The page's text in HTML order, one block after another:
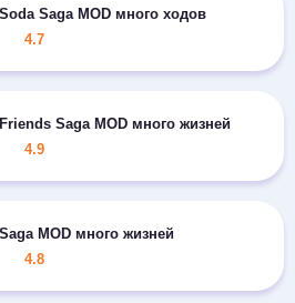
Saga MOD много ходов
4.7
Saga MOD много жизней
4.9
MOD много жизней
4.8